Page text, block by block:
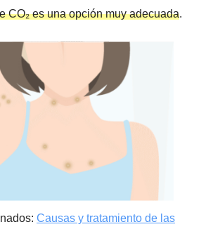
CO₂ es una opción muy adecuada.
Causas y tratamiento de las